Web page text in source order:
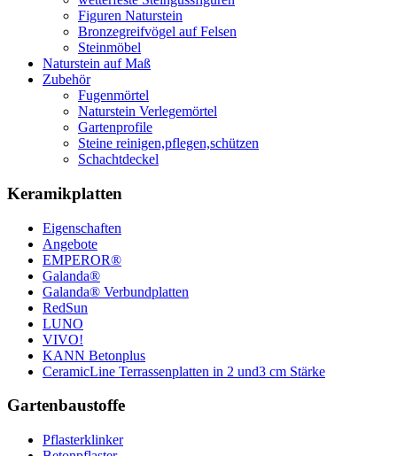
Figuren Naturstein
Bronzegreifvögel auf Felsen
Steinmöbel
Naturstein auf Maß
Zubehör
Fugenmörtel
Naturstein Verlegemörtel
Gartenprofile
Steine reinigen,pflegen,schützen
Schachtdeckel
Keramikplatten
Eigenschaften
Angebote
EMPEROR®
Galanda®
Galanda® Verbundplatten
RedSun
LUNO
VIVO!
KANN Betonplus
CeramicLine Terrassenplatten in 2 und3 cm Stärke
Gartenbaustoffe
Pflasterklinker